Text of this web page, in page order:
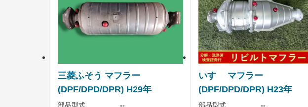
三菱ふそう マフラー
(DPF/DPD/DPR) H29年
部品型式
--
いすゞ マフラー
(DPF/DPD/DPR) H23年
部品型式
--